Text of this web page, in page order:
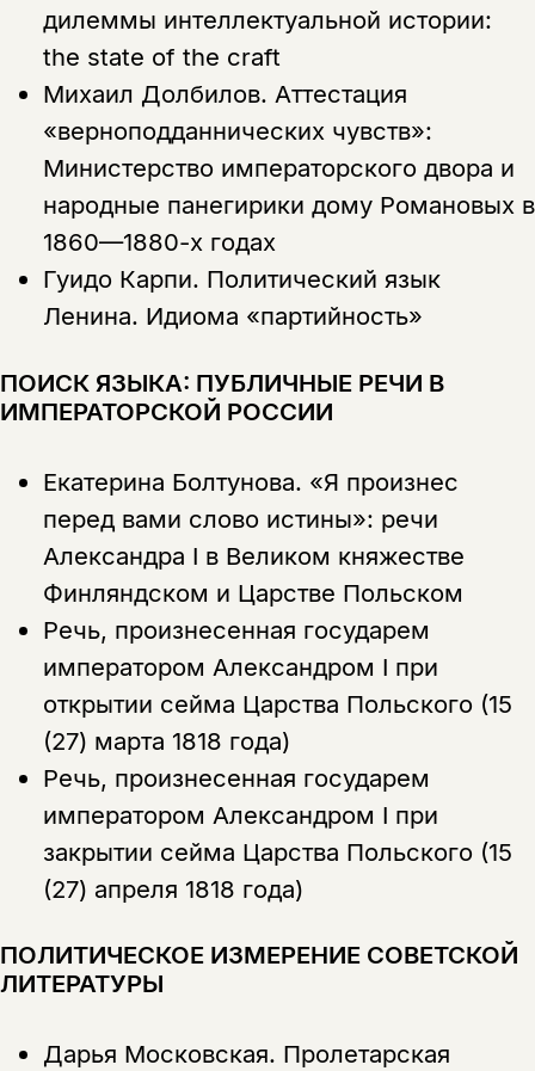
дилеммы интеллектуальной истории:
the state of the craft
Михаил Долбилов. Аттестация
«верноподданнических чувств»:
Министерство императорского двора и
народные панегирики дому Романовых в
1860—1880-х годах
Гуидо Карпи. Политический язык
Ленина. Идиома «партийность»
ПОИСК ЯЗЫКА: ПУБЛИЧНЫЕ РЕЧИ В
ИМПЕРАТОРСКОЙ РОССИИ
Екатерина Болтунова. «Я произнес
перед вами слово истины»: речи
Александра I в Великом княжестве
Финляндском и Царстве Польском
Речь, произнесенная государем
императором Александром I при
открытии сейма Царства Польского (15
(27) марта 1818 года)
Речь, произнесенная государем
императором Александром I при
закрытии сейма Царства Польского (15
(27) апреля 1818 года)
ПОЛИТИЧЕСКОЕ ИЗМЕРЕНИЕ СОВЕТСКОЙ
ЛИТЕРАТУРЫ
Дарья Московская. Пролетарская